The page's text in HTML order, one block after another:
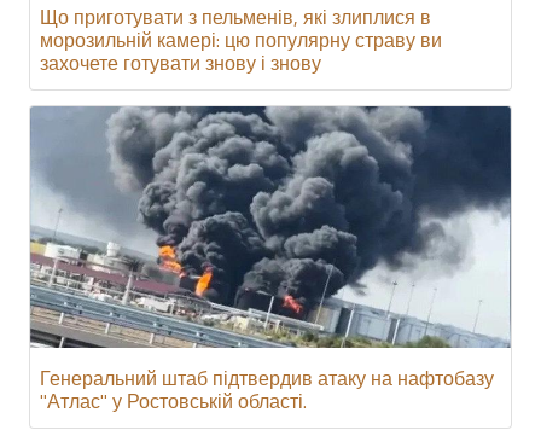
Що приготувати з пельменів, які злиплися в
морозильній камері: цю популярну страву ви
захочете готувати знову і знову
Генеральний штаб підтвердив атаку на нафтобазу
"Атлас" у Ростовській області.